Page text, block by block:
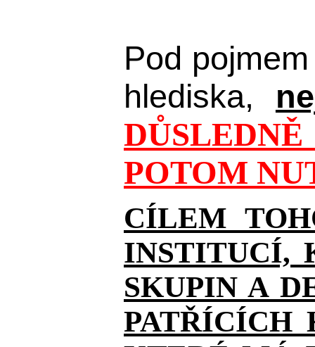
Pod pojmem
hlediska,
POTOM
CÍLEM
INSTITUCÍ,
SKUPIN A
PATŘÍCÍCH